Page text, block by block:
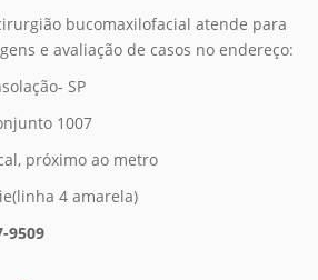
bucomaxilofacial atende para
e avaliação de casos no endereço:
SP
1007
próximo ao metro
4 amarela)
9509